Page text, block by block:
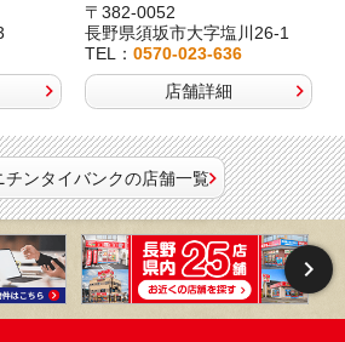
〒382-0052
長野県須坂市大字塩川26-1
TEL：0570-023-636
店舗詳細
チンタイバンクの店舗一覧